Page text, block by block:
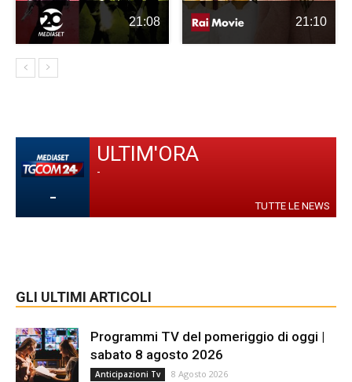
21:08 21:10
-
ULTIM'ORA
-
TUTTE LE NEWS
GLI ULTIMI ARTICOLI
Programmi TV del pomeriggio di oggi |
sabato 8 agosto 2026
Anticipazioni Tv 8 Agosto 2026